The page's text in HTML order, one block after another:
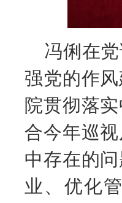
冯俐在
强党的作
院贯彻落
合今年巡
中存在的
业、优化